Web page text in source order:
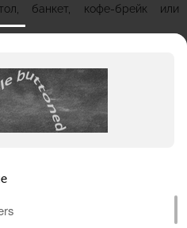
банкет, кофе-брейк или
и проведения тренингов
отличная возможность
компании. Проведите своё